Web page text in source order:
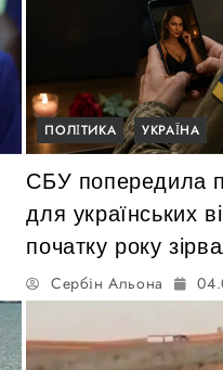
ПОЛІТИКА УКРАЇНА
СБУ попередила
для українських
початку року
Сербін Альона